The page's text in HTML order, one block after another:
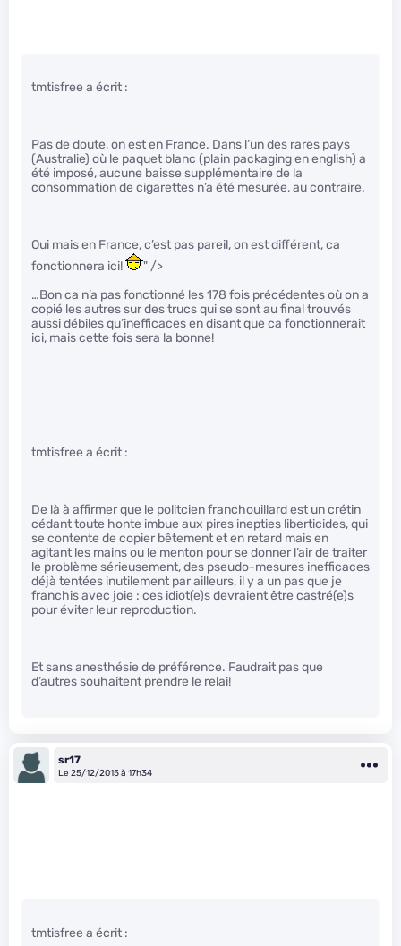
tmtisfree a écrit :
Pas de doute, on est en France. Dans l’un des rares pays
(Australie) où le paquet blanc (plain packaging en english) a
été imposé, aucune baisse supplémentaire de la
consommation de cigarettes n’a été mesurée, au contraire.
Oui mais en France, c’est pas pareil, on est différent, ca
fonctionnera ici!
" />
…Bon ca n’a pas fonctionné les 178 fois précédentes où on a
copié les autres sur des trucs qui se sont au final trouvés
aussi débiles qu’inefficaces en disant que ca fonctionnerait
ici, mais cette fois sera la bonne!
tmtisfree a écrit :
De là à affirmer que le politcien franchouillard est un crétin
cédant toute honte imbue aux pires inepties liberticides, qui
se contente de copier bêtement et en retard mais en
agitant les mains ou le menton pour se donner l’air de traiter
le problème sérieusement, des pseudo-mesures inefficaces
déjà tentées inutilement par ailleurs, il y a un pas que je
franchis avec joie : ces idiot(e)s devraient être castré(e)s
pour éviter leur reproduction.
Et sans anesthésie de préférence. Faudrait pas que
d’autres souhaitent prendre le relai!
sr17
Le 25/12/2015 à 17h34
tmtisfree a écrit :